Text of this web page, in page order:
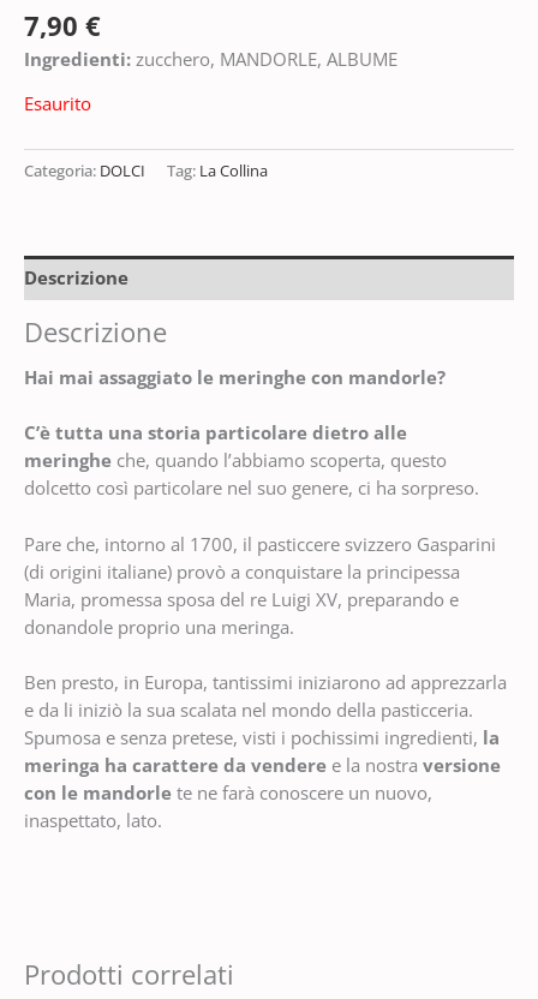
7,90 €
Ingredienti: zucchero, MANDORLE, ALBUME
Esaurito
Categoria: DOLCI Tag: La Collina
Descrizione
Descrizione
Hai mai assaggiato le meringhe con mandorle?
C’è tutta una storia particolare dietro alle
meringhe che, quando l’abbiamo scoperta, questo
dolcetto così particolare nel suo genere, ci ha sorpreso.
Pare che, intorno al 1700, il pasticcere svizzero Gasparini
(di origini italiane) provò a conquistare la principessa
Maria, promessa sposa del re Luigi XV, preparando e
donandole proprio una meringa.
Ben presto, in Europa, tantissimi iniziarono ad apprezzarla
e da li iniziò la sua scalata nel mondo della pasticceria.
Spumosa e senza pretese, visti i pochissimi ingredienti, la
meringa ha carattere da vendere e la nostra versione
con le mandorle te ne farà conoscere un nuovo,
inaspettato, lato.
Prodotti correlati